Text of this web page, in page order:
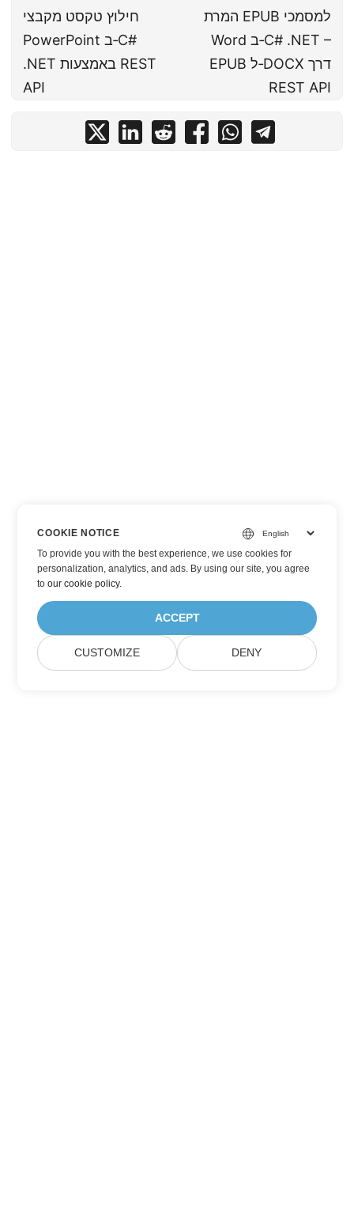
חילוץ טקסט מקבצי
PowerPoint ב‑C#
.NET באמצעות REST
API
המרת EPUB למסמכי
Word ב‑C# .NET –
EPUB ל‑DOCX דרך
REST API
COOKIE NOTICE
To provide you with the best experience, we use cookies for
personalization, analytics, and ads. By using our site, you agree
toour cookie policy.
ACCEPT
CUSTOMIZE DENY